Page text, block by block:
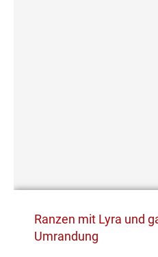
Ranzen mit Lyra und
Umrandung